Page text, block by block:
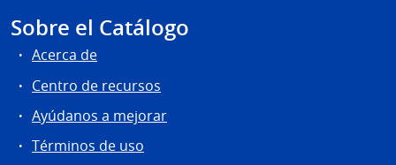
Sobre el Catálogo
Acerca de
Centro de recursos
Ayúdanos a mejorar
Términos de uso